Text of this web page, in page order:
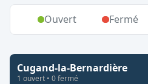
Ouvert Fermé
Cugand-la-Bernardière
1 ouvert • 0fermé